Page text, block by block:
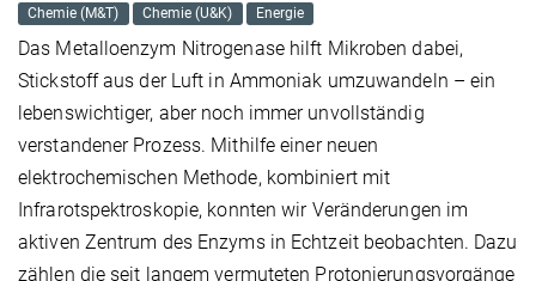
Chemie (M&T) Chemie (U&K) Energie
Das Metalloenzym Nitrogenase hilft Mikroben dabei,
Stickstoff aus der Luft in Ammoniak umzuwandeln – ein
lebenswichtiger, aber noch immer unvollständig
verstandener Prozess. Mithilfe einer neuen
elektrochemischen Methode, kombiniert mit
Infrarotspektroskopie, konnten wir Veränderungen im
aktiven Zentrum des Enzyms in Echtzeit beobachten. Dazu
zählen die seit langem vermuteten Protonierungsvorgänge